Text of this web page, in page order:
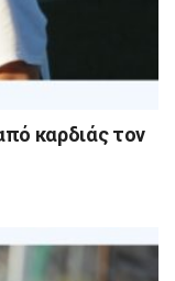
καρδιάς τον